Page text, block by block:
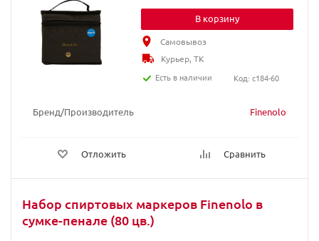
Бренд/Производитель Finenolo
Отложить Сравнить
В корзину
Самовывоз
Курьер, ТК
Есть в наличии
Код: c184-60
Набор спиртовых маркеров Finenolo в
сумке-пенале (80 цв.)